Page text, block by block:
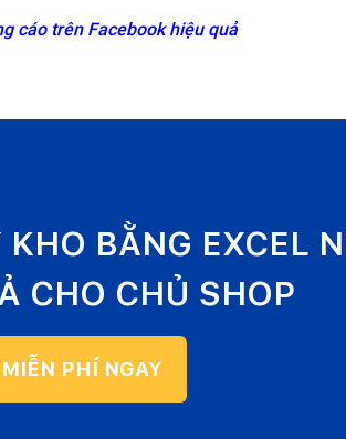
cáo trên Facebook hiệu quả
BẰNG EXCEL
CHO CHỦ SHOP
PHÍ NGAY